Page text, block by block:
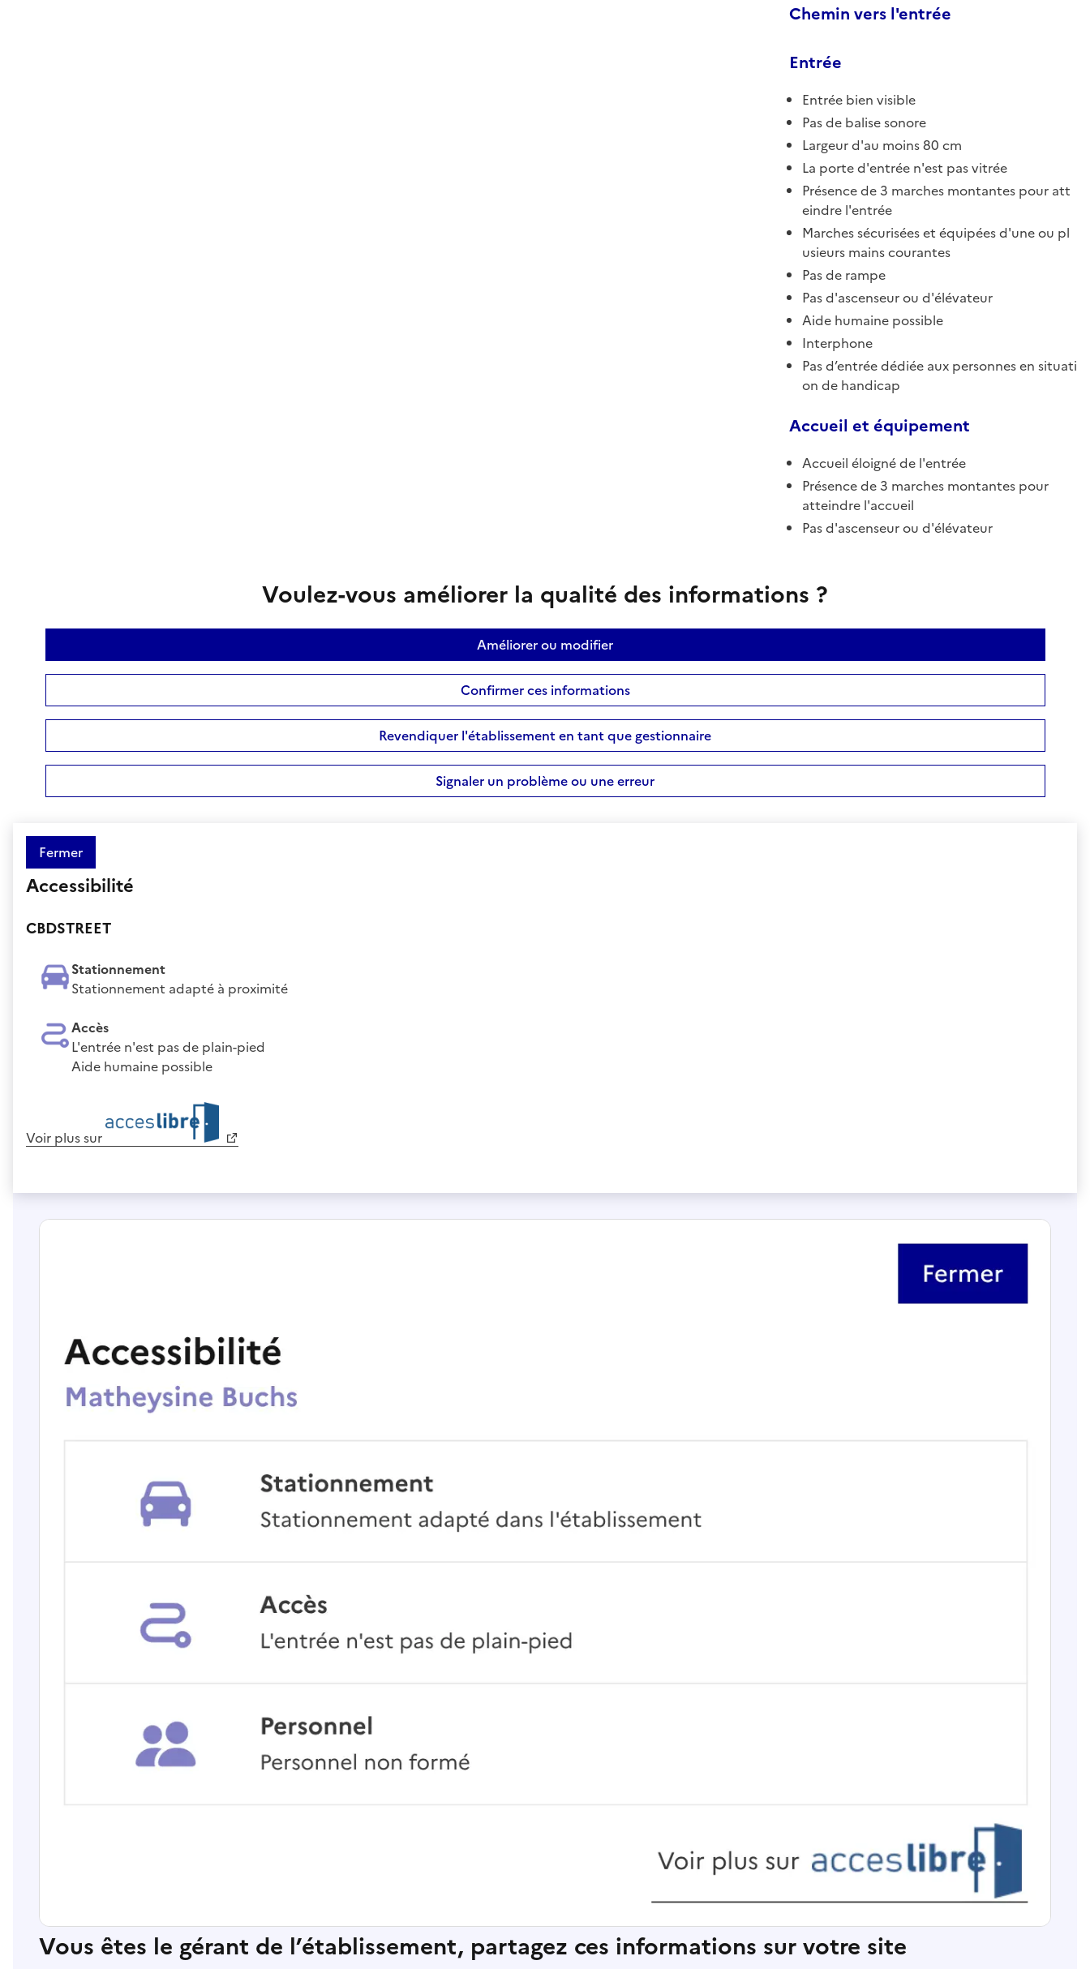
Chemin vers l'entrée
Entrée
Entrée bien visible
Pas de balise sonore
Largeur d'au moins 80 cm
La porte d'entrée n'est pas vitrée
Présence de 3 marches montantes pour att
eindre l'entrée
Marches sécurisées et équipées d'une ou pl
usieurs mains courantes
Pas de rampe
Pas d'ascenseur ou d'élévateur
Aide humaine possible
Interphone
Pas d’entrée dédiée aux personnes en situati
on de handicap
Accueil et équipement
Accueil éloigné de l'entrée
Présence de 3 marches montantes pour
atteindre l'accueil
Pas d'ascenseur ou d'élévateur
Voulez-vous améliorer la qualité des informations ?
Améliorer ou modifier
Confirmer ces informations
Revendiquer l'établissement en tant que gestionnaire
Signaler un problème ou une erreur
Fermer
Accessibilité
CBDSTREET
Stationnement
Stationnement adapté à proximité
Accès
L'entrée n'est pas de plain-pied
Aide humaine possible
Voir plus sur
Vous êtes le gérant de l’établissement, partagez ces informations sur votre site